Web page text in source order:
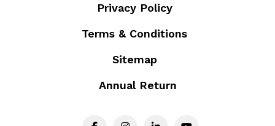
Privacy Policy
Terms & Conditions
Sitemap
Annual Return